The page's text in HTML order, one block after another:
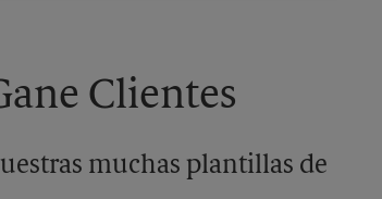
Domingo
Lunes
6:00 PM
Clientes
muchas plantillas de